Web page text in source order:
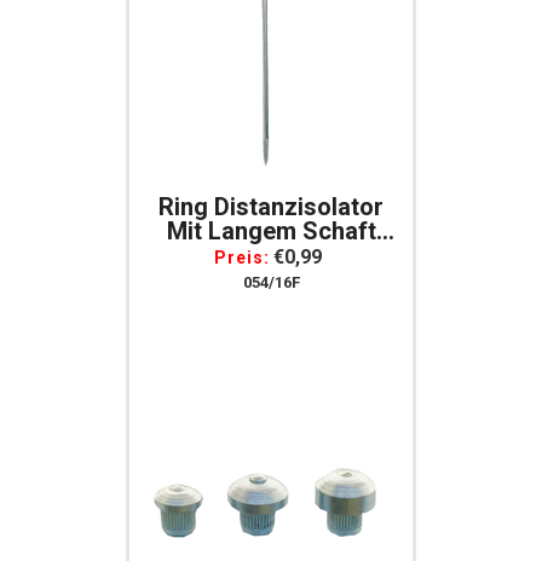
Ring Distanzisolator
Mit Langem Schaft
Isolator Mit Langem
Schaft
Preis: €0,99
054/16F